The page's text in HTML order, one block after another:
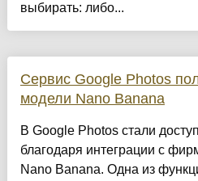
выбирать: либо...
Сервис Google Photos
модели Nano Banana
В Google Photos стали
благодаря интеграции с
Nano Banana. Одна из